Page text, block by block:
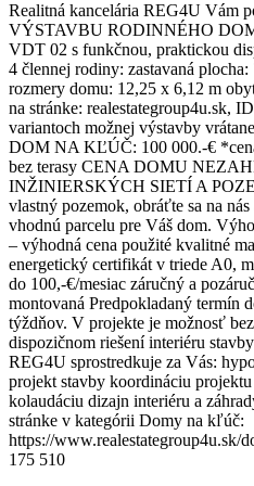
Realitná kancelária REG4U Vám
VÝSTAVBU RODINNÉHO
VDT 02 s funkčnou, praktickou
4 člennej rodiny: zastavaná
rozmery domu: 12,25 x 6,12 m
na stránke: realestategroup4u.sk,
variantoch možnej výstavby
DOM NA KĽÚČ: 100 000.-€
bez terasy CENA DOMU
INŽINIERSKÝCH SIETÍ A
vlastný pozemok, obráťte sa na
vhodnú parcelu pre Váš dom.
– výhodná cena použité kvalitné
energetický certifikát v triede A0,
do 100,-€/mesiac záručný a
montovaná Predpokladaný termín
týždňov. V projekte je možnosť
dispozičnom riešení interiéru
REG4U sprostredkuje za Vás:
projekt stavby koordináciu
kolaudáciu dizajn interiéru a
stránke v kategórii Domy na kľúč:
https://www.realestategroup4u.sk/
175 510